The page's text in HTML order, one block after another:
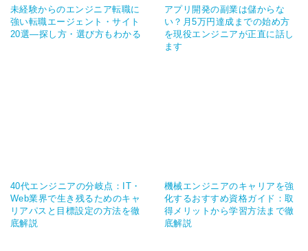
未経験からのエンジニア転職に
強い転職エージェント・サイト
20選―探し方・選び方もわかる
アプリ開発の副業は儲からな
い？月5万円達成までの始め方
を現役エンジニアが正直に話し
ます
40代エンジニアの分岐点：IT・
Web業界で生き残るためのキャ
リアパスと目標設定の方法を徹
底解説
機械エンジニアのキャリアを強
化するおすすめ資格ガイド：取
得メリットから学習方法まで徹
底解説